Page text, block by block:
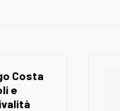
Costa
e